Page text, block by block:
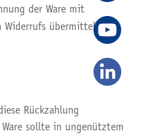
der Ware mit
Widerrufs übermitteln.
Rückzahlung
sollte in ungenütztem